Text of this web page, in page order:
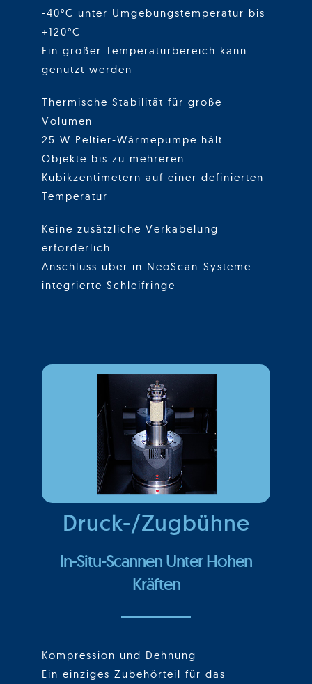
-40°C unter Umgebungstemperatur bis
+120°C
Ein großer Temperaturbereich kann
genutzt werden
Thermische Stabilität für große
Volumen
25 W Peltier-Wärmepumpe hält
Objekte bis zu mehreren
Kubikzentimetern auf einer definierten
Temperatur
Keine zusätzliche Verkabelung
erforderlich
Anschluss über in NeoScan-Systeme
integrierte Schleifringe
Druck-/Zugbühne
In-Situ-Scannen Unter Hohen
Kräften
Kompression und Dehnung
Ein einziges Zubehörteil für das